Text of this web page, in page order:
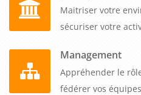
En conclusion
Argumenter pour
nécessite de la préparation, de
et de la persuasion. En
arguments émotionnels,
Maitriser votre
sécuriser votre
Management
Appréhender le
fédérer vos équipes